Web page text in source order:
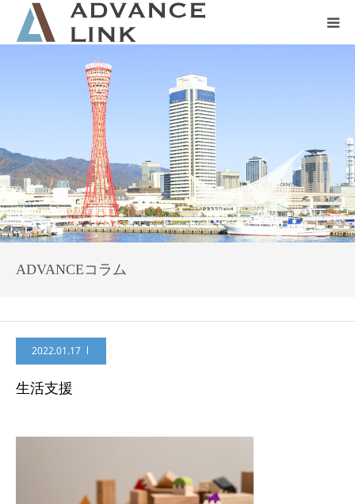
ADVANCEコラム
2022.01.17
生活支援
会社概要
ネット保険
事業保険